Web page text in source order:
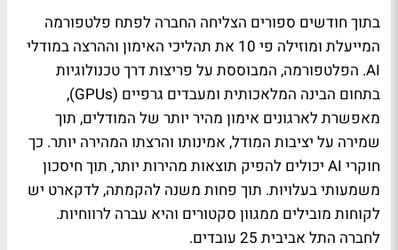
בתוך חודשים ספורים הצליחה החברה לפתח פלטפורמה
המייעלת ומוזילה פי 10 את תהליכי האימון וההרצה במודלי
AI. הפלטפורמה, המבוססת על פריצות דרך טכנולוגיות
בתחום הבינה המלאכותית ומעבדים גרפיים (GPUs),
מאפשרת לארגונים אימון מהיר יותר של המודלים, תוך
שמירה על יציבות המודל, אמינותו והרצתו המהירה יותר. כך
חוקרי AI יכולים להפיק תוצאות מהירות יותר, תוך חיסכון
משמעותי בעלויות. תוך פחות משנה להקמתה, לדקארט יש
לקוחות מובילים ממגוון סקטורים והיא עברה לרווחיות.
לחברה התל אביבית 25 עובדים.